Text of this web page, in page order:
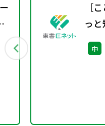
［
っ
と
ら
中